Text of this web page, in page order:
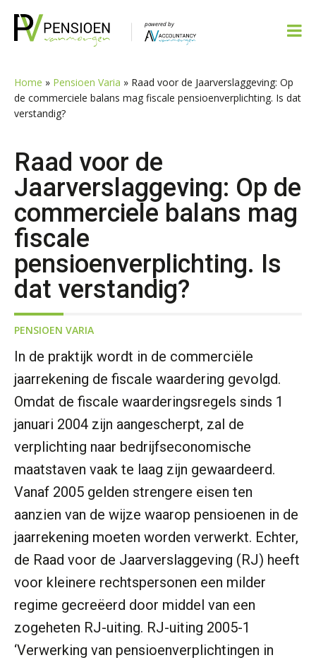
naar
naar
inhoud
naar
sidebar
naar
Home » Pensioen Varia » Raad voor de Jaarverslaggeving: Op
de commerciele balans mag fiscale pensioenverplichting. Is dat
verstandig?
Raad voor de
Jaarverslaggeving: Op de
commerciele balans mag
fiscale
pensioenverplichting. Is
dat verstandig?
PENSIOEN VARIA
In de praktijk wordt in de commerciële
jaarrekening de fiscale waardering gevolgd.
Omdat de fiscale waarderingsregels sinds 1
januari 2004 zijn aangescherpt, zal de
verplichting naar bedrijfseconomische
maatstaven vaak te laag zijn gewaardeerd.
Vanaf 2005 gelden strengere eisen ten
aanzien van de wijze waarop pensioenen in de
jaarrekening moeten worden verwerkt. Echter,
de Raad voor de Jaarverslaggeving (RJ) heeft
voor kleinere rechtspersonen een milder
regime gecreëerd door middel van een
zogeheten RJ-uiting. RJ-uiting 2005-1
‘Verwerking van pensioenverplichtingen in